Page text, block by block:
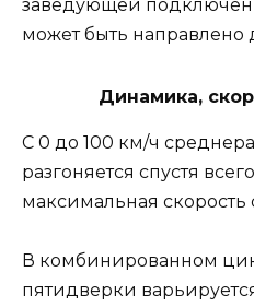
заведующей
может быть направлено
Динамика,
С 0 до 100 км/ч
разгоняется спустя
максимальная скорость
В комбинированном
пятидверки